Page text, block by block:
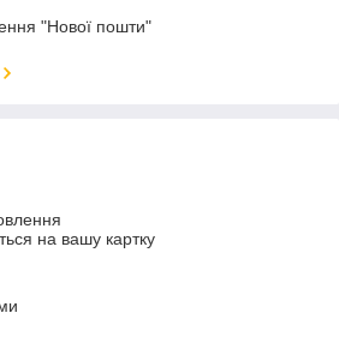
"Нової пошти"
на вашу картку